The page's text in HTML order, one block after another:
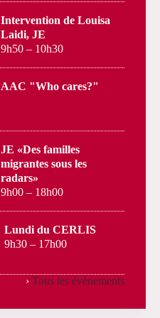
Intervention de Louisa
Laidi, JE
9h50 – 10h30
AAC "Who cares?"
JE «Des familles
migrantes sous les
radars»
9h00 – 18h00
Lundi du CERLIS
9h30 – 17h00
› Tous les évènements